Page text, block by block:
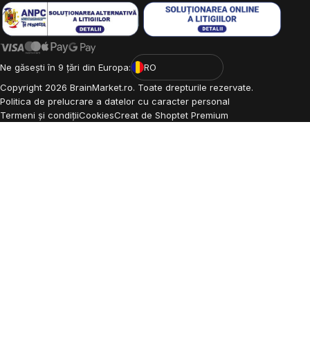
Ne găsești în 9 țări din Europa:
RO
Copyright 2026 BrainMarket.ro. Toate drepturile rezervate.
Politica de prelucrare a datelor cu caracter personal
Termeni și condițiiCookiesCreat de Shoptet Premium